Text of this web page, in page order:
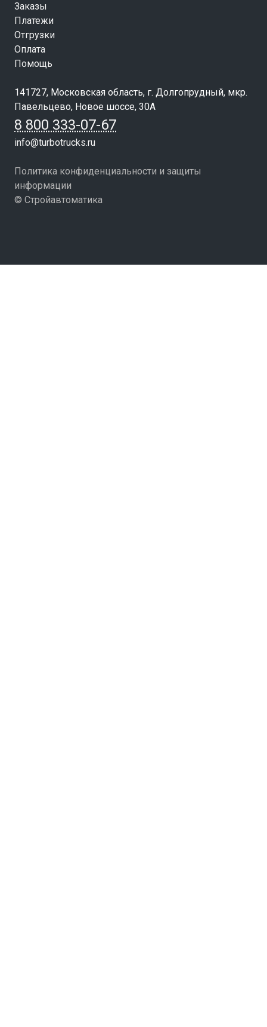
Заказы
Платежи
Отгрузки
Оплата
Помощь
141727, Московская область, г. Долгопрудный, мкр.
Павельцево, Новое шоссе, 30А
8 800 333-07-67
info@turbotrucks.ru
Политика конфиденциальности и защиты
информации
© Стройавтоматика